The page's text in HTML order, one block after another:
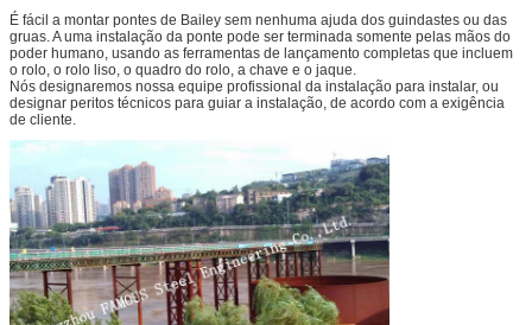
É fácil a montar pontes de Bailey sem nenhuma ajuda dos guindastes ou das
gruas. A uma instalação da ponte pode ser terminada somente pelas mãos do
poder humano, usando as ferramentas de lançamento completas que incluem
o rolo, o rolo liso, o quadro do rolo, a chave e o jaque.
Nós designaremos nossa equipe profissional da instalação para instalar, ou
designar peritos técnicos para guiar a instalação, de acordo com a exigência
de cliente.